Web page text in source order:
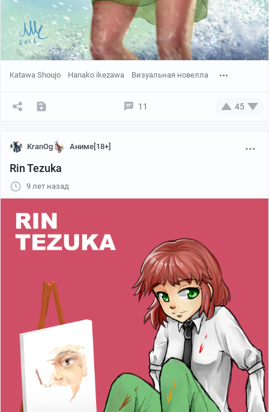
Katawa Shoujo Hanako ikezawa Визуальная новелла
11 45
KranOg Аниме[18+]
Rin Tezuka
9 лет назад